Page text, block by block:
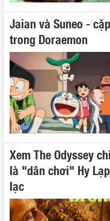
Jaian và Suneo -
trong Doraemon
Xem The Odyssey
là "dân chơi" Hy
lạc